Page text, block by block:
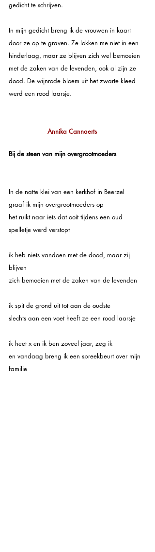
gedicht te schrijven.
In mijn gedicht breng ik de vrouwen in kaart
door ze op te graven. Ze lokken me niet in een
hinderlaag, maar ze blijven zich wel bemoeien
met de zaken van de levenden, ook al zijn ze
dood. De wijnrode bloem uit het zwarte kleed
werd een rood laarsje.
Annika Cannaerts
Bij de steen van mijn overgrootmoeders
In de natte klei van een kerkhof in Beerzel
graaf ik mijn overgrootmoeders op
het ruikt naar iets dat ooit tijdens een oud
spelletje werd verstopt
ik heb niets vandoen met de dood, maar zij
blijven
zich bemoeien met de zaken van de levenden
ik spit de grond uit tot aan de oudste
slechts aan een voet heeft ze een rood laarsje
ik heet x en ik ben zoveel jaar, zeg ik
en vandaag breng ik een spreekbeurt over mijn
familie